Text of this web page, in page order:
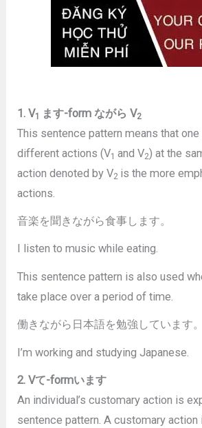
1. V1 ます-formながらV2
This sentence pattern means that
different actions (V1and V2) at the
action denoted by V2 is the more
actions.
音楽を聞きながら食事します。
I listen to music while eating.
This sentence pattern is also used
take place over a period of time.
働きながら日本語を勉強しています。
I’m working and studying Japanese.
2. Vて-formいます
An individual’s customary action is
sentence pattern. A customary action